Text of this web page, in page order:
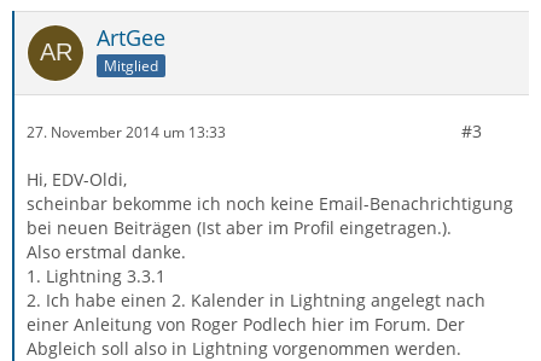
ArtGee
Mitglied
27. November 2014 um 13:33 #3
Hi, EDV-Oldi,
scheinbar bekomme ich noch keine Email-Benachrichtigung
bei neuen Beiträgen (Ist aber im Profil eingetragen.).
Also erstmal danke.
1. Lightning 3.3.1
2. Ich habe einen 2. Kalender in Lightning angelegt nach
einer Anleitung von Roger Podlech hier im Forum. Der
Abgleich soll also in Lightning vorgenommen werden.